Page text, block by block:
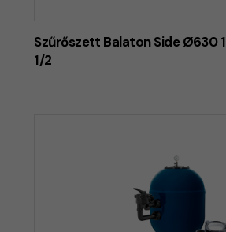
Szűrőszett Balaton Side Ø630 1
1/2